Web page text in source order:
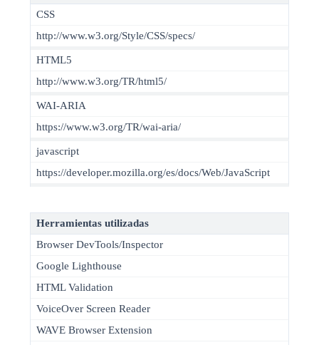
CSS
http://www.w3.org/Style/CSS/specs/
HTML5
http://www.w3.org/TR/html5/
WAI-ARIA
https://www.w3.org/TR/wai-aria/
javascript
https://developer.mozilla.org/es/docs/Web/JavaScript
Herramientas utilizadas
Browser DevTools/Inspector
Google Lighthouse
HTML Validation
VoiceOver Screen Reader
WAVE Browser Extension